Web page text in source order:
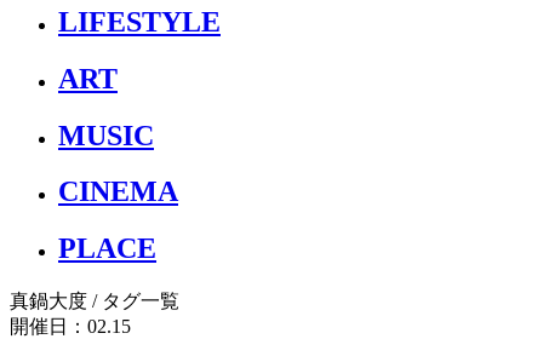
LIFESTYLE
ART
MUSIC
CINEMA
PLACE
真鍋大度 / タグ一覧
開催日：02.15